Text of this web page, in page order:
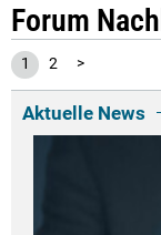
Forum
1 2 >
Aktuelle News